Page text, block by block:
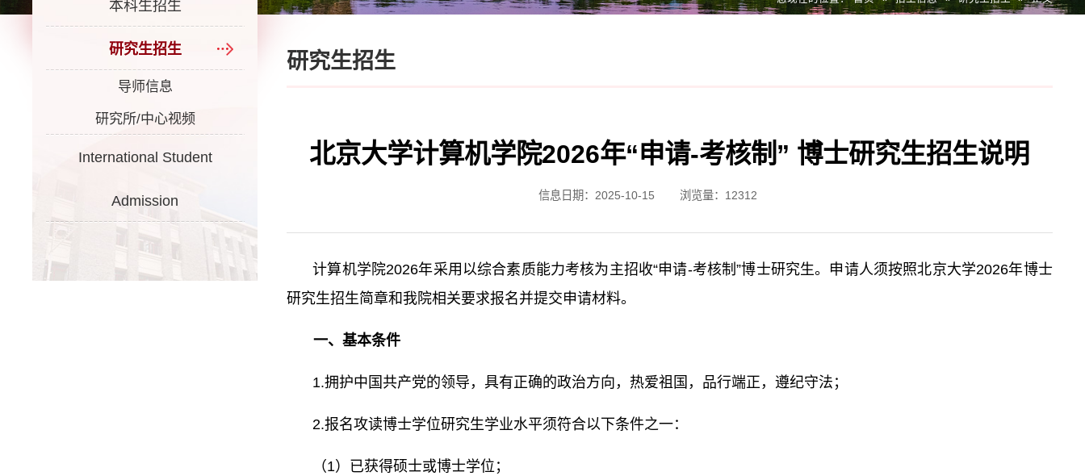
本科生招生
研究生招生
导师信息
研究所/中心视频
International Student
Admission
研究生招生
北京大学计算机学院2026年“申请-考核制” 博士研究生招生说明
信息日期：2025-10-15 浏览量： 12312
计算机学院2026年采用以综合素质能力考核为主招收“申请-考核制”博士研究生。申请人须按照北京大学2026年博士
研究生招生简章和我院相关要求报名并提交申请材料。
一、基本条件
1.拥护中国共产党的领导，具有正确的政治方向，热爱祖国，品行端正，遵纪守法；
2.报名攻读博士学位研究生学业水平须符合以下条件之一：
（1）已获得硕士或博士学位；